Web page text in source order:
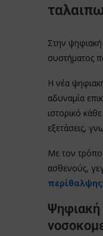
Στην
συστήματος
Η νέα
αδυναμία
ιστορικό
εξετάσεις,
Με τον τρόπο
ασθενούς,
Ψηφιακή